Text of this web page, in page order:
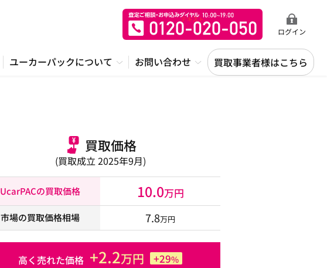
ログイン
ユーカーパックについて お問い合わせ 買取事業者様はこちら
買取価格
(買取成立 2025年9月)
UcarPACの買取価格 10.0万円
市場の買取価格相場 7.8万円
高く売れた価格 +2.2万円 +29%